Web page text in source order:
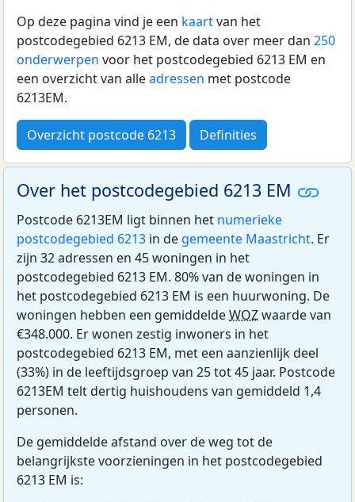
Op deze pagina vind je een kaartvan het
postcodegebied 6213 EM, de data over meer dan 250
onderwerpen voor het postcodegebied 6213 EM en
een overzicht van alleadressen met postcode
6213EM.
Overzicht postcode 6213 Definities
Over het postcodegebied 6213 EM
Postcode 6213EM ligt binnen het numerieke
postcodegebied 6213 in de gemeente Maastricht. Er
zijn 32 adressen en 45 woningen in het
postcodegebied 6213 EM. 80% van de woningen in
het postcodegebied 6213 EM is een huurwoning. De
woningen hebben een gemiddeldeWOZwaarde van
€348.000. Er wonen zestig inwoners in het
postcodegebied 6213 EM, met een aanzienlijk deel
(33%) in de leeftijdsgroep van 25 tot 45 jaar. Postcode
6213EM telt dertig huishoudens van gemiddeld 1,4
personen.
De gemiddelde afstand over de weg tot de
belangrijkste voorzieningen in het postcodegebied
6213 EM is: